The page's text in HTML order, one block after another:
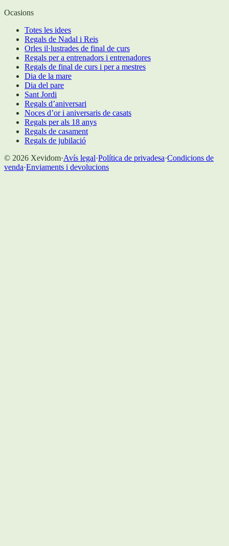
Ocasions
Totes les idees
Regals de Nadal i Reis
Orles il·lustrades de final de curs
Regals per a entrenadors i entrenadores
Regals de final de curs i per a mestres
Dia de la mare
Dia del pare
Sant Jordi
Regals d’aniversari
Noces d’or i aniversaris de casats
Regals per als 18 anys
Regals de casament
Regals de jubilació
© 2026 Xevidom·Avís legal·Política de privadesa·Condicions de
venda·Enviaments i devolucions